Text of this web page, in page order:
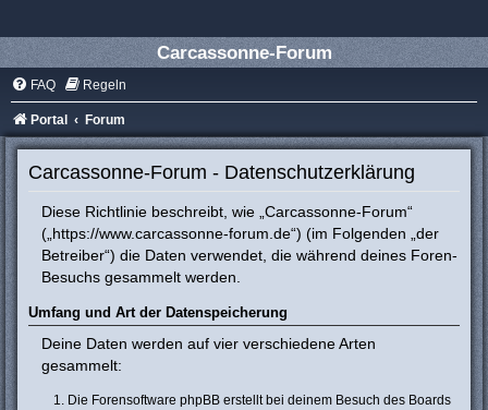
Carcassonne-Forum
FAQ Regeln
Portal Forum
Carcassonne-Forum - Datenschutzerklärung
Diese Richtlinie beschreibt, wie „Carcassonne-Forum“
(„https://www.carcassonne-forum.de“) (im Folgenden „der
Betreiber“) die Daten verwendet, die während deines Foren-
Besuchs gesammelt werden.
Umfang und Art der Datenspeicherung
Deine Daten werden auf vier verschiedene Arten
gesammelt:
Die Forensoftware phpBB erstellt bei deinem Besuch des Boards